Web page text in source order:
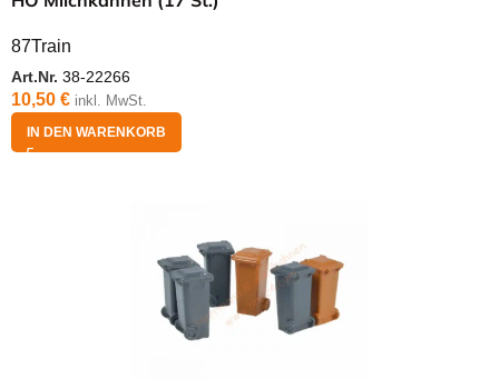
87Train
Art.Nr. 38-22266
10,50 € inkl. MwSt.
IN DEN WARENKORB